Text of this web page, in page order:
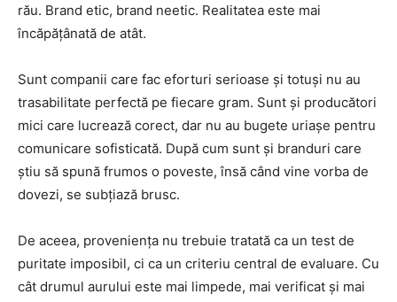
rău. Brand etic, brand neetic. Realitatea este mai
încăpățânată de atât.
Sunt companii care fac eforturi serioase și totuși nu au
trasabilitate perfectă pe fiecare gram. Sunt și producători
mici care lucrează corect, dar nu au bugete uriașe pentru
comunicare sofisticată. După cum sunt și branduri care
știu să spună frumos o poveste, însă când vine vorba de
dovezi, se subțiază brusc.
De aceea, proveniența nu trebuie tratată ca un test de
puritate imposibil, ci ca un criteriu central de evaluare. Cu
cât drumul aurului este mai limpede, mai verificat și mai